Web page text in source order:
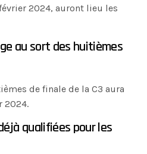
2024, auront lieu les
au sort des huitièmes
de finale de la C3 aura
2024.
qualifiées pour les